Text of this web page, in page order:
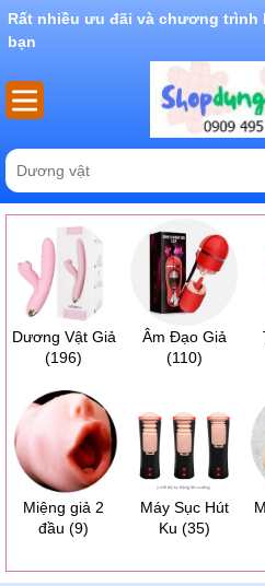
Rất nhiều ưu đãi và chương trình
bạn
Dương Vật Giả
(196)
Âm Đạo Giả
(110)
Miệng giả 2
đầu (9)
Máy Sục Hút
Ku (35)